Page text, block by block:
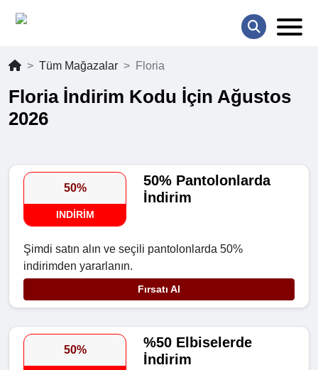
Tüm Mağazalar Floria
Floria İndirim Kodu İçin Ağustos
2026
50%
INDIRIM
50% Pantolonlarda
İndirim
Şimdi satın alın ve seçili pantolonlarda 50%
indirimden yararlanın.
Fırsatı Al
50%
%50 Elbiselerde
İndirim